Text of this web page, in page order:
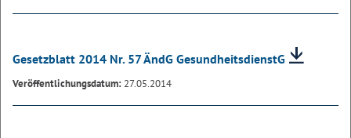
Gesetzblatt 2014 Nr. 57 ÄndG GesundheitsdienstG
Veröffentlichungsdatum: 27.05.2014